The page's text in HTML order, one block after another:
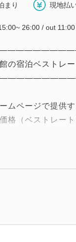
まり 現地払
26:00 / out
の宿泊ベストレ
ムページで提供す
格（ベストレー